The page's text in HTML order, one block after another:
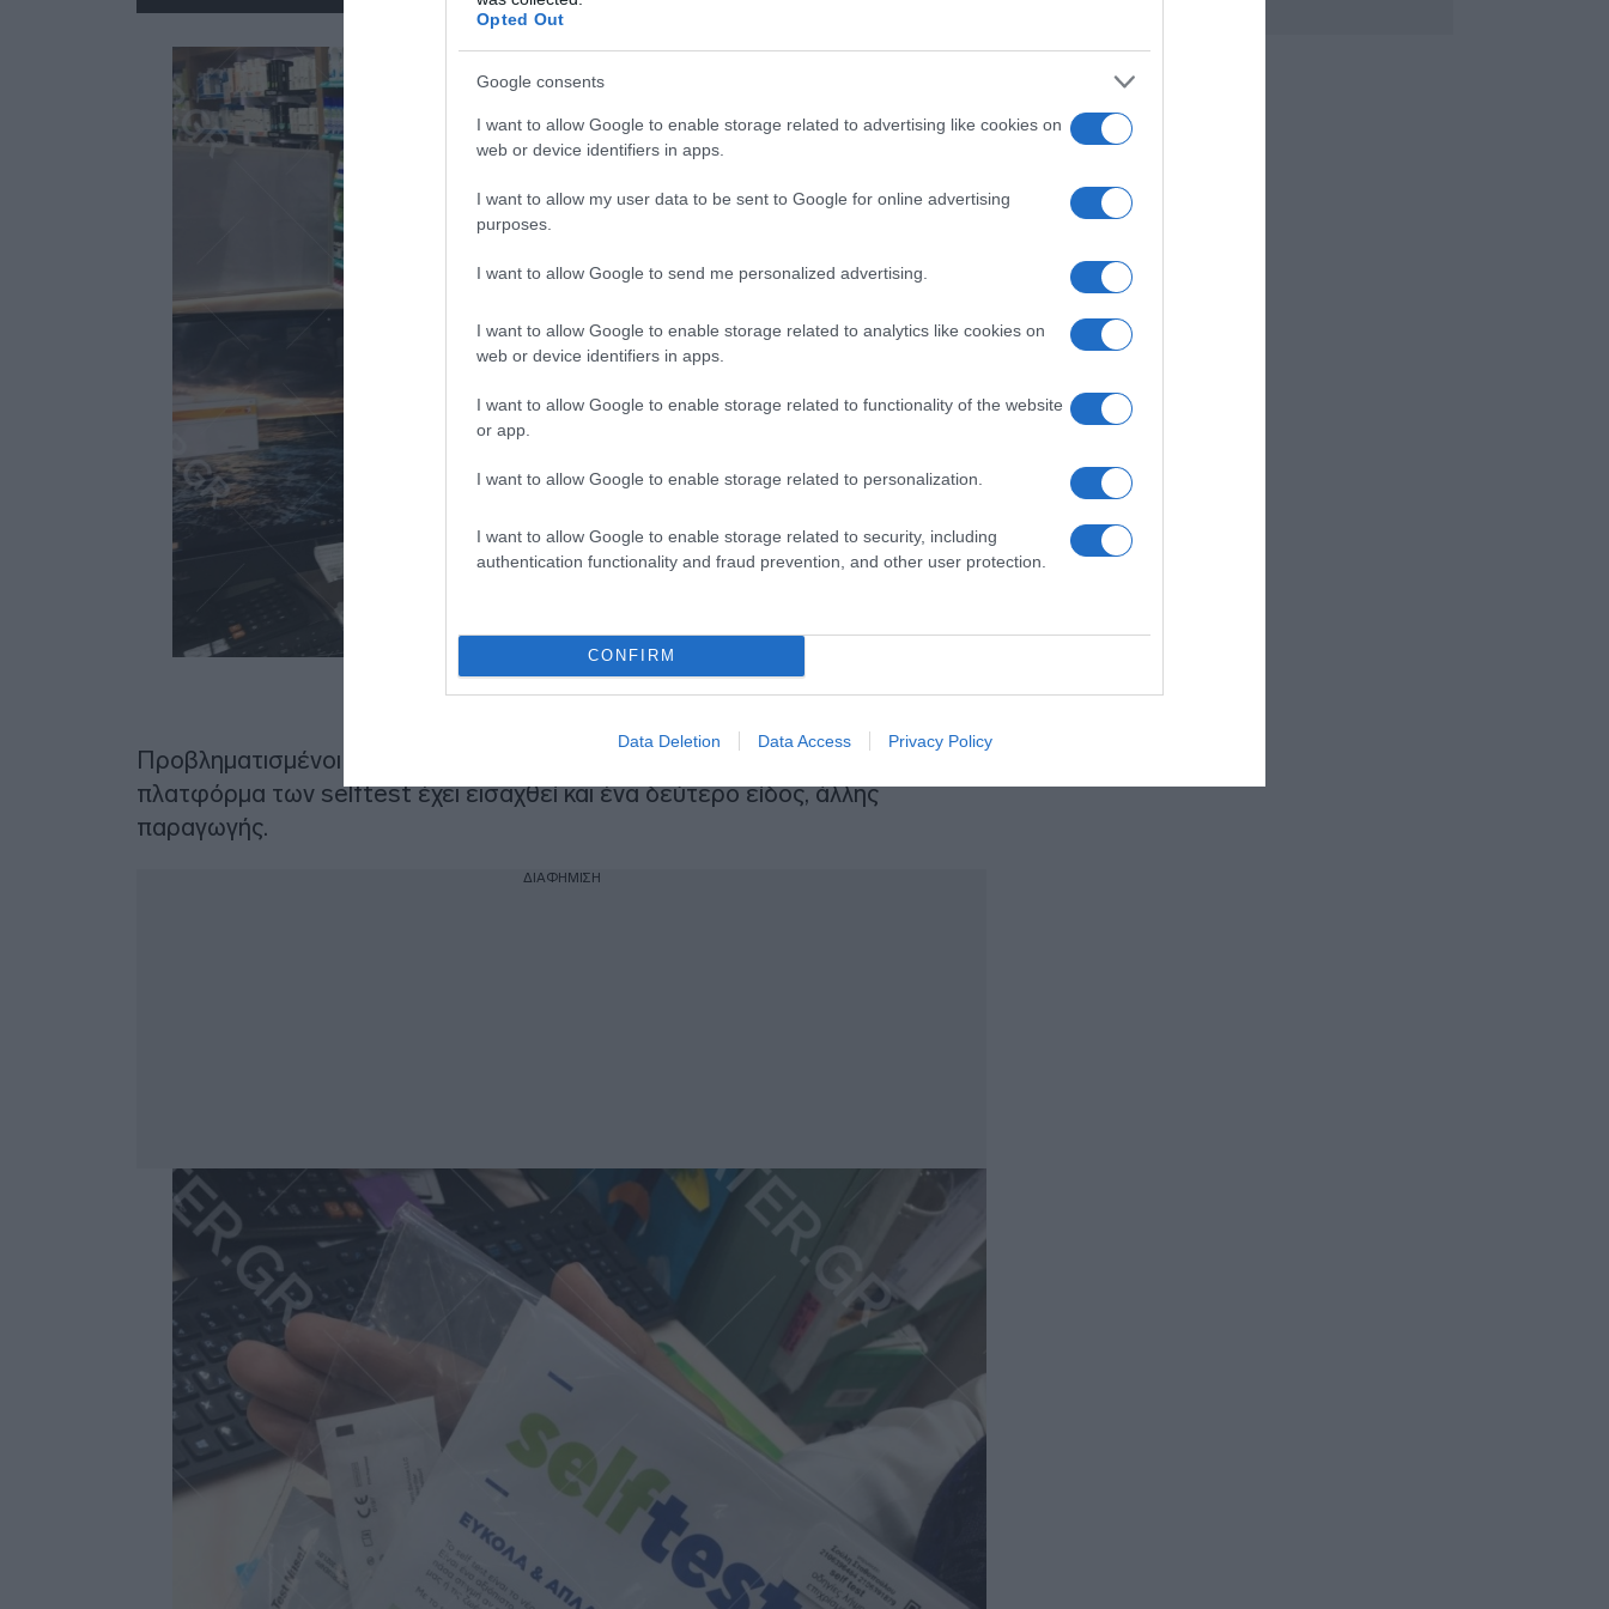
Opted Out
Google consents
I want to allow Google to enable storage related to advertising like cookies on
web or device identifiers in apps.
I want to allow my user data to be sent to Google for online advertising
purposes.
I want to allow Google to send me personalized advertising.
I want to allow Google to enable storage related to analytics like cookies on
web or device identifiers in apps.
I want to allow Google to enable storage related to functionality of the website
or app.
I want to allow Google to enable storage related to personalization.
I want to allow Google to enable storage related to security, including
authentication functionality and fraud prevention, and other user protection.
CONFIRM
Data Deletion Data Access Privacy Policy
Προβληματισμένοι εμφανίζονται οι φαρμακοποιοί, καθώς καθώς στην
πλατφόρμα των selftest έχει εισαχθεί και ένα δεύτερο είδος, άλλης
παραγωγής.
ΔΙΑΦΗΜΙΣΗ